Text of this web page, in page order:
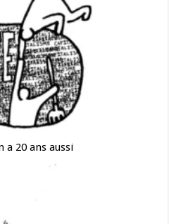
a 20 ans aussi